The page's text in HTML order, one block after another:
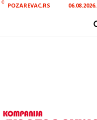
C POZAREVAC,RS 06.08.2026.